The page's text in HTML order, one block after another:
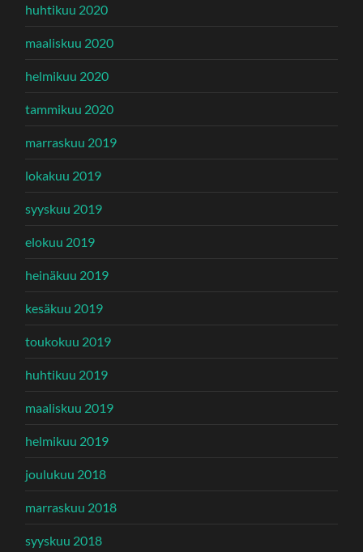
huhtikuu 2020
maaliskuu 2020
helmikuu 2020
tammikuu 2020
marraskuu 2019
lokakuu 2019
syyskuu 2019
elokuu 2019
heinäkuu 2019
kesäkuu 2019
toukokuu 2019
huhtikuu 2019
maaliskuu 2019
helmikuu 2019
joulukuu 2018
marraskuu 2018
syyskuu 2018